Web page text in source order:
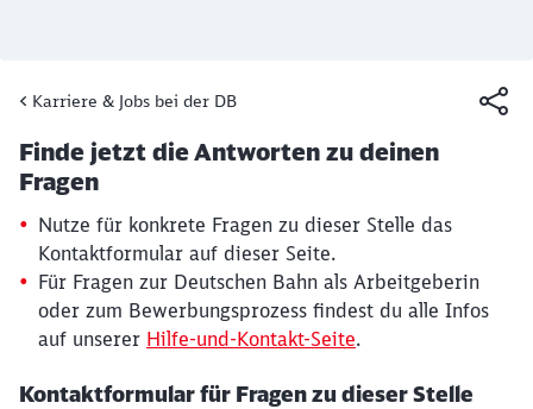
Ende des Sliders
Karriere & Jobs bei der DB
19. März 2026, 15:13 Uhr
Artikel:
Kontaktformular
Finde jetzt die Antworten zu deinen
Fragen
Nutze für konkrete Fragen zu dieser Stelle das
Kontaktformular auf dieser Seite.
Für Fragen zur Deutschen Bahn als Arbeitgeberin
oder zum Bewerbungsprozess findest du alle Infos
auf unserer Hilfe-und-Kontakt-Seite.
Kontaktformular für Fragen zu dieser Stelle